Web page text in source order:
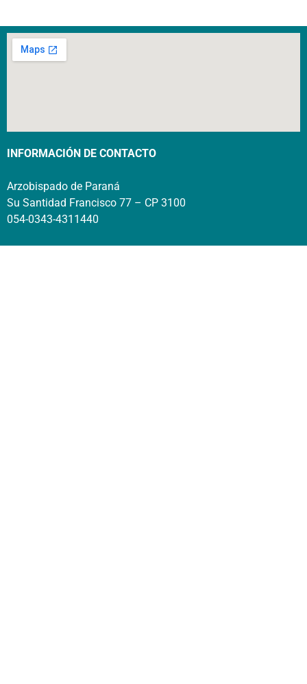
INFORMACIÓN DE CONTACTO
Arzobispado de Paraná
Su Santidad Francisco 77 – CP 3100
054-0343-4311440